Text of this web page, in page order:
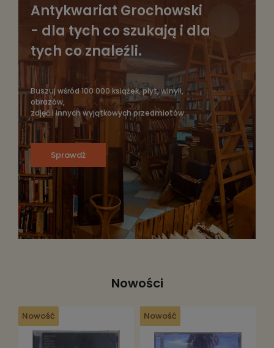
Antykwariat Grochowski
- dla tych co szukają i dla
tych co znaleźli.
Buszuj wśród 100 000 książek, płyt, winyli,
obrazów,
zdjęć i innych wyjątkowych przedmiotów.
Sprawdź
Nowości
Nowość Nowość